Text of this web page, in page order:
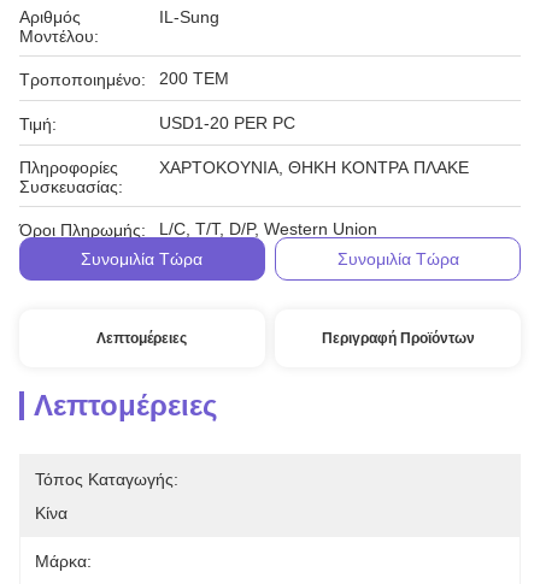
Αριθμός
Μοντέλου:
IL-Sung
Τροποποιημένο: 200 ΤΕΜ
Τιμή: USD1-20 PER PC
Πληροφορίες
Συσκευασίας:
ΧΑΡΤΟΚΟΥΝΙΑ, ΘΗΚΗ ΚΟΝΤΡΑ ΠΛΑΚΕ
Όροι Πληρωμής:
L/C, T/T, D/P, Western Union
Συνομιλία Τώρα
Συνομιλία Τώρα
Λεπτομέρειες Περιγραφή Προϊόντων
Λεπτομέρειες
Τόπος Καταγωγής:
Κίνα
Μάρκα: